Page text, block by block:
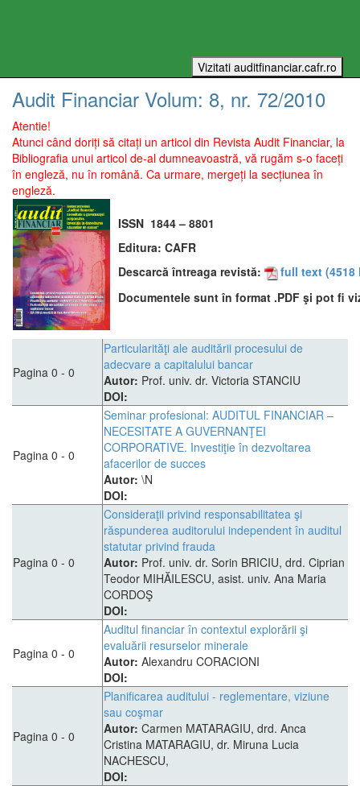
Audit Financiar Volum: 8, nr. 72/2010
Atentie!
Atunci când doriți să citați un articol din Revista Audit Financiar, la
Bibliografia unui articol de-al dumneavoastră, vă rugăm s-o faceți
în engleză, nu în română. Ca urmare, mergeți la secțiunea în
engleză.
ISSN 1844 – 8801
Editura: CAFR
Descarcă întreaga revistă:
full text (4518
Documentele sunt în format .PDF şi pot fi
Pagina 0 - 0
Particularităţi ale auditării procesului de
adecvare a capitalului bancar
Autor: Prof. univ. dr. Victoria STANCIU
DOI:
Pagina 0 - 0
Seminar profesional: AUDITUL FINANCIAR –
NECESITATE A GUVERNANŢEI
CORPORATIVE. Investiţie în dezvoltarea
afacerilor de succes
Autor: \N
DOI:
Pagina 0 - 0
Consideraţii privind responsabilitatea şi
răspunderea auditorului independent în auditul
statutar privind frauda
Autor: Prof. univ. dr. Sorin BRICIU, drd. Ciprian
Teodor MIHĂILESCU, asist. univ. Ana Maria
CORDOŞ
DOI:
Pagina 0 - 0
Auditul financiar în contextul explorării şi
evaluării resurselor minerale
Autor: Alexandru CORACIONI
DOI:
Pagina 0 - 0
Planificarea auditului - reglementare, viziune
sau coşmar
Autor: Carmen MATARAGIU, drd. Anca
Cristina MATARAGIU, dr. Miruna Lucia
NACHESCU,
DOI: